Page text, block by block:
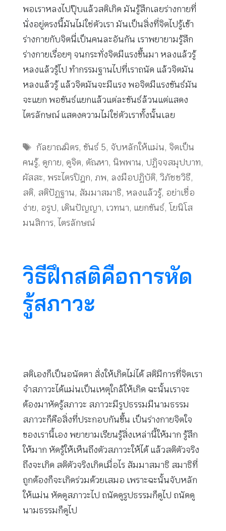
พอเราหลงไปปุ๊บแล้วสติเกิด มันรู้สึกเลยร่างกายที่
นั่งอยู่ตรงนี้มันไม่ใช่ตัวเรา มันเป็นสิ่งที่จิตไปรู้เข้า
ร่างกายกับจิตนี่เป็นคนละอันกัน เราพยายามรู้สึก
ร่างกายเรื่อยๆ จนกระทั่งจิตมีแรงขึ้นมา หลงแล้วรู้
หลงแล้วรู้ไป ทำกรรมฐานไปที่เราถนัด แล้วจิตมัน
หลงแล้วรู้ แล้วจิตมันจะมีแรง พอจิตมีแรงขันธ์มัน
จะแยก พอขันธ์แยกแล้วแต่ละขันธ์ล้วนแต่แสดง
ไตรลักษณ์ แสดงความไม่ใช่ตัวเราทั้งนั้นเลย
Tags
กัลยาณมิตร, ขันธ์ 5, จับหลักให้แม่น, จิตเป็น
คนรู้, ดูกาย, ดูจิต, ตัณหา, นิพพาน, ปฏิจจสมุปบาท,
ผัสสะ, พระไตรปิฎก, ภพ, ลงมือปฏิบัติ, วิภัชชวิธี,
สติ, สติปัฏฐาน, สัมมาสมาธิ, หลงแล้วรู้, อย่าเชื่อ
ง่าย, อรูป, เดินปัญญา, เวทนา, แยกขันธ์, โยนิโส
มนสิการ, ไตรลักษณ์
วิธีฝึกสติคือการหัด
รู้สภาวะ
สติเองก็เป็นอนัตตา สั่งให้เกิดไม่ได้ สติมีการที่จิตเรา
จำสภาวะได้แม่นเป็นเหตุใกล้ให้เกิด ฉะนั้นเราจะ
ต้องมาหัดรู้สภาวะ สภาวะมีรูปธรรมมีนามธรรม
สภาวะก็คือสิ่งที่ประกอบกันขึ้น เป็นร่างกายจิตใจ
ของเรานี้เอง พยายามเรียนรู้สิ่งเหล่านี้ให้มาก รู้สึก
ให้มาก หัดรู้ให้เห็นถึงตัวสภาวะให้ได้ แล้วสติตัวจริง
ถึงจะเกิด สติตัวจริงเกิดเมื่อไร สัมมาสมาธิ สมาธิที่
ถูกต้องก็จะเกิดร่วมด้วยเสมอ เพราะฉะนั้นจับหลัก
ให้แม่น หัดดูสภาวะไป ถนัดดูรูปธรรมก็ดูไป ถนัดดู
นามธรรมก็ดูไป